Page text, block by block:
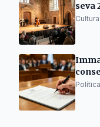
seva
Cultura
Política